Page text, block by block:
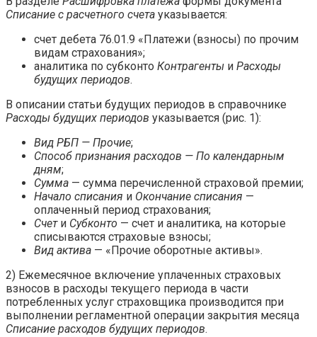
Списание с расчетного счета указывается:
счет дебета 76.01.9 «Платежи (взносы) по прочим
видам страхования»;
аналитика по субконто Контрагенты и Расходы
будущих периодов.
В описании статьи будущих периодов в справочнике
Расходы будущих периодов указывается (рис. 1):
Вид РБП — Прочие;
Способ признания расходов — По календарным
дням;
Сумма — сумма перечисленной страховой премии;
Начало списания и Окончание списания —
оплаченный период страхования;
Счети Субконто — счет и аналитика, на которые
списываются страховые взносы;
Вид актива — «Прочие оборотные активы».
2) Ежемесячное включение уплаченных страховых
взносов в расходы текущего периода в части
потребленных услуг страховщика производится при
выполнении регламентной операции закрытия месяца
Списание расходов будущих периодов.